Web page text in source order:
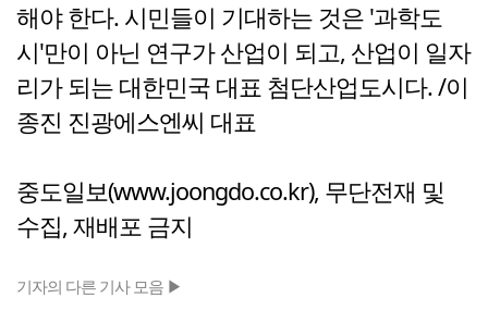
해야 한다. 시민들이 기대하는 것은 '과학도
시'만이 아닌 연구가 산업이 되고, 산업이 일자
리가 되는 대한민국 대표 첨단산업도시다. /이
종진 진광에스엔씨 대표
중도일보(www.joongdo.co.kr), 무단전재 및
수집, 재배포 금지
기자의 다른 기사 모음 ▶